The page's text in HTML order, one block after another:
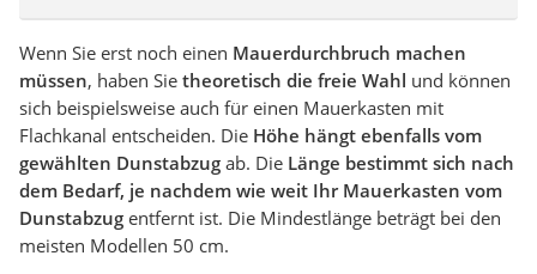
Wenn Sie erst noch einen Mauerdurchbruch machen
müssen, haben Sie theoretisch die freie Wahl und können
sich beispielsweise auch für einen Mauerkasten mit
Flachkanal entscheiden. Die Höhe hängt ebenfalls vom
gewählten Dunstabzug ab. Die Länge bestimmt sich nach
dem Bedarf, je nachdem wie weit Ihr Mauerkasten vom
Dunstabzug entfernt ist. Die Mindestlänge beträgt bei den
meisten Modellen 50 cm.